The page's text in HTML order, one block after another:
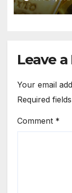
Leave a
Your email
Required
Comment *